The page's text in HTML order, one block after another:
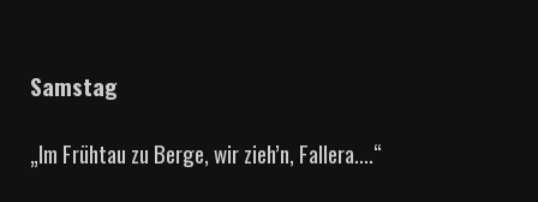
Samstag
„Im Frühtau zu Berge, wir zieh’n, Fallera….“